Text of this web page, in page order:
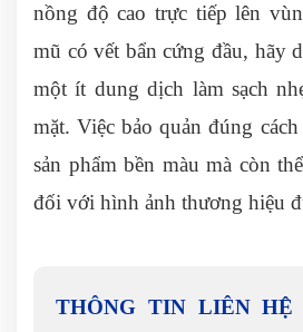
nồng độ cao trực tiếp lên
mũ có vết bẩn cứng đầu, hãy
một ít dung dịch làm sạch
mặt. Việc bảo quản đúng
sản phẩm bền màu mà còn
đối với hình ảnh thương hiệu
THÔNG TIN LIÊN HỆ